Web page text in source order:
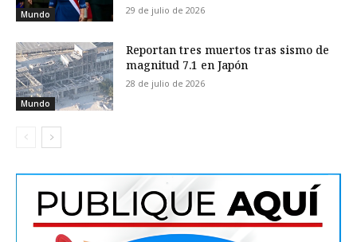
Mundo 29 de julio de 2026
Mundo
Reportan tres muertos tras sismo de
magnitud 7.1 en Japón
28 de julio de 2026